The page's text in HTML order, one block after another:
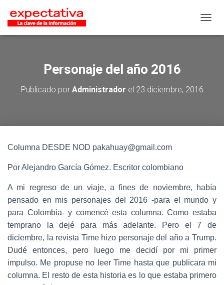
Personaje del año 2016
Publicado por Administrador el 23 diciembre, 2016
Columna DESDE NOD pakahuay@gmail.com
Por Alejandro García Gómez. Escritor colombiano
A mi regreso de un viaje, a fines de noviembre, había
pensado en mis personajes del 2016 -para el mundo y
para Colombia- y comencé esta columna. Como estaba
temprano la dejé para más adelante. Pero el 7 de
diciembre, la revista Time hizo personaje del año a Trump.
Dudé entonces, pero luego me decidí por mi primer
impulso. Me propuse no leer Time hasta que publicara mi
columna. El resto de esta historia es lo que estaba primero